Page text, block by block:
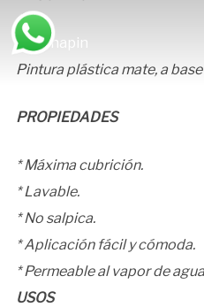
Saltar
contenido
ÓN
Pintura plástica mate, a
PROPIEDADES
* Máxima cubrición.
* Lavable.
* No salpica.
* Aplicación fácil y cómoda.
* Permeable al vapor de
USOS